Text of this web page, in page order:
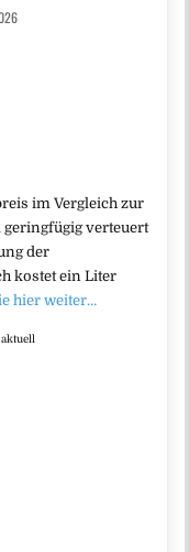
im Vergleich zur
geringfügig verteuert
der
kostet ein Liter
hier weiter…
aktuell